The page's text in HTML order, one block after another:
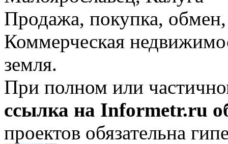
Продажа, покупка, обмен,
Коммерческая
земля.
При полном или
ссылка на Informetr.ru
проектов обязательна